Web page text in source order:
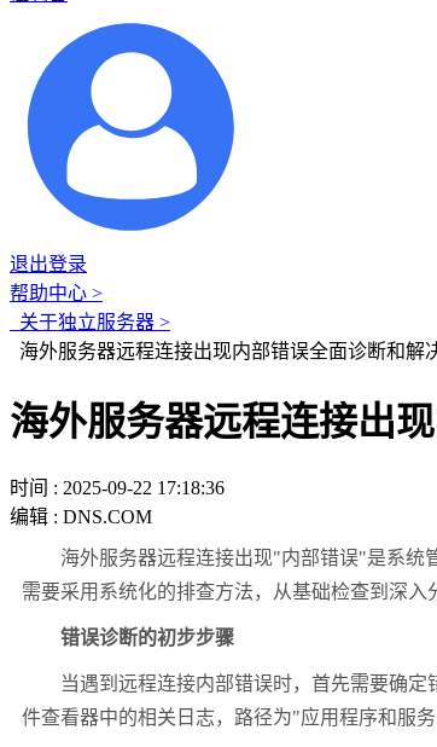
退出登录
帮助中心 >
关于独立服务器 >
海外服务器远程连接出现内部错误全面诊断和解
海外服务器远程连接出
时间 : 2025-09-22 17:18:36
编辑 : DNS.COM
海外服务器远程连接出现"内部错误"是系统
需要采用系统化的排查方法，从基础检查到深入
错误诊断的初步步骤
当遇到远程连接内部错误时，首先需要确
件查看器中的相关日志，路径为"应用程序和服